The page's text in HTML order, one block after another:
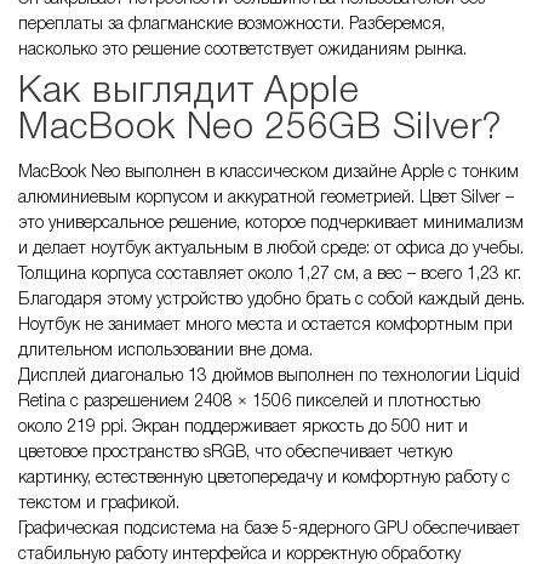
переплаты за флагманские возможности. Разберемся,
насколько это решение соответствует ожиданиям рынка.
Как выглядит Apple
MacBook Neo 256GB Silver?
MacBook Neo выполнен в классическом дизайне Apple с тонким
алюминиевым корпусом и аккуратной геометрией. Цвет Silver –
это универсальное решение, которое подчеркивает минимализм
и делает ноутбук актуальным в любой среде: от офиса до учебы.
Толщина корпуса составляет около 1,27 см, а вес – всего 1,23 кг.
Благодаря этому устройство удобно брать с собой каждый день.
Ноутбук не занимает много места и остается комфортным при
длительном использовании вне дома.
Дисплей диагональю 13 дюймов выполнен по технологии Liquid
Retina с разрешением 2408 × 1506 пикселей и плотностью
около 219 ppi. Экран поддерживает яркость до 500 нит и
цветовое пространство sRGB, что обеспечивает четкую
картинку, естественную цветопередачу и комфортную работу с
текстом и графикой.
Графическая подсистема на базе 5-ядерного GPU обеспечивает
стабильную работу интерфейса и корректную обработку